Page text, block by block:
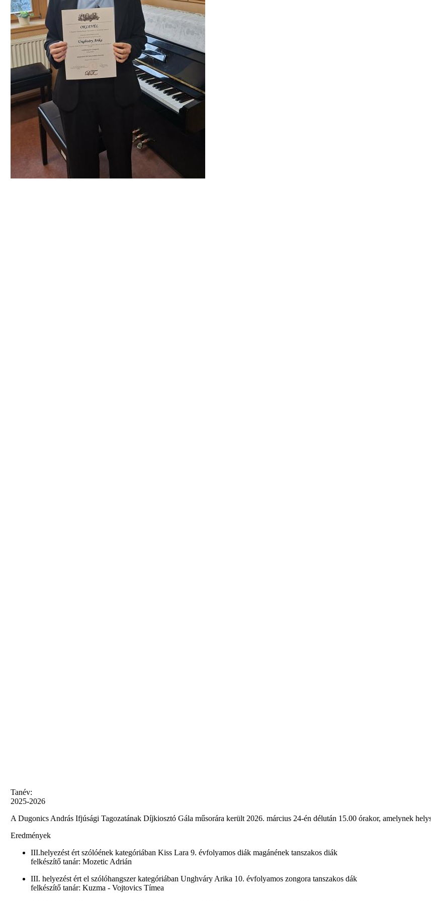
Tanév:
2025-2026
A Dugonics András Ifjúsági Tagozatának Díjkiosztó Gála műsorára került 2026. március 24-én délután 15.00 órakor, amelynek
Eredmények
III.helyezést ért szólóének kategóriában Kiss Lara 9. évfolyamos diák magánének tanszakos diák
felkészítő tanár: Mozetic Adrián
III. helyezést ért el szólóhangszer kategóriában Unghváry Arika 10. évfolyamos zongora tanszakos dák
felkészítő tanár: Kuzma - Vojtovics Tímea